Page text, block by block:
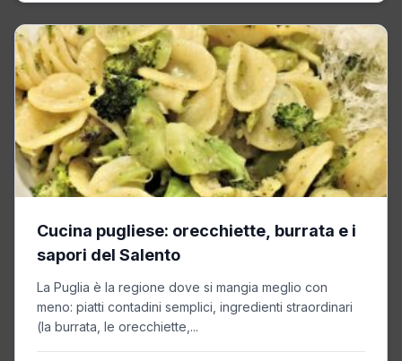
Cucina pugliese: orecchiette, burrata e i
sapori del Salento
La Puglia è la regione dove si mangia meglio con
meno: piatti contadini semplici, ingredienti straordinari
(la burrata, le orecchiette,...